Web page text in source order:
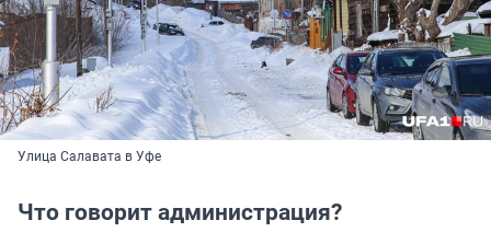
Улица Салавата в Уфе
Что говорит администрация?